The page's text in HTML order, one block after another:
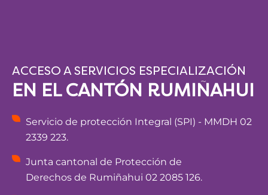
ACCESO A SERVICIOS ESPECIALIZACIÓN
EN EL CANTÓN RUMIÑAHUI
Servicio de protección Integral (SPI) - MMDH 02
2339 223.
Junta cantonal de Protección de
Derechos de Rumiñahui 02 2085 126.